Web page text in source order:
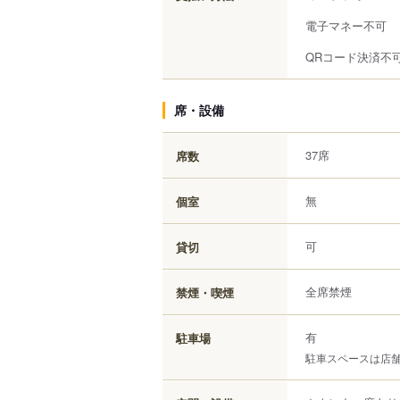
電子マネー不可
QRコード決済不
席・設備
席数 37席
個室 無
貸切 可
禁煙・喫煙 全席禁煙
駐車場 有
駐車スペースは店